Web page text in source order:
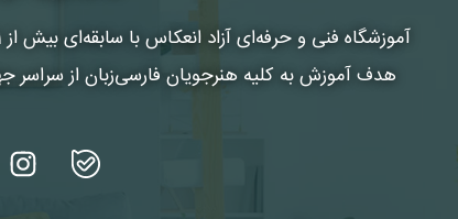
آموزشگاه فنی و حرفه‌ای آزاد انعکاس
هدف آموزش به کلیه هنرجویان فارسی‌زبان از سراسر